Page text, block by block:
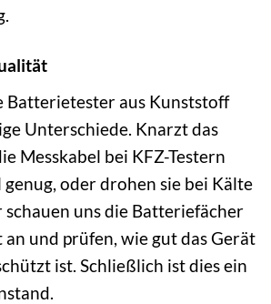
Batterietester aus Kunststoff
Unterschiede. Knarzt das
Messkabel bei KFZ-Testern
oder drohen sie bei Kälte
schauen uns die Batteriefächer
an und prüfen, wie gut das Gerät
ist. Schließlich ist dies ein